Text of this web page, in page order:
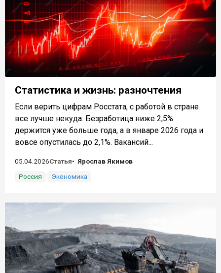
Статистика и жизнь: разночтения
Если верить цифрам Росстата, с работой в стране
все лучше некуда. Безработица ниже 2,5%
держится уже больше года, а в январе 2026 года и
вовсе опустилась до 2,1%. Вакансий...
05.04.2026Статья
Ярослав Якимов
Россия
Экономика